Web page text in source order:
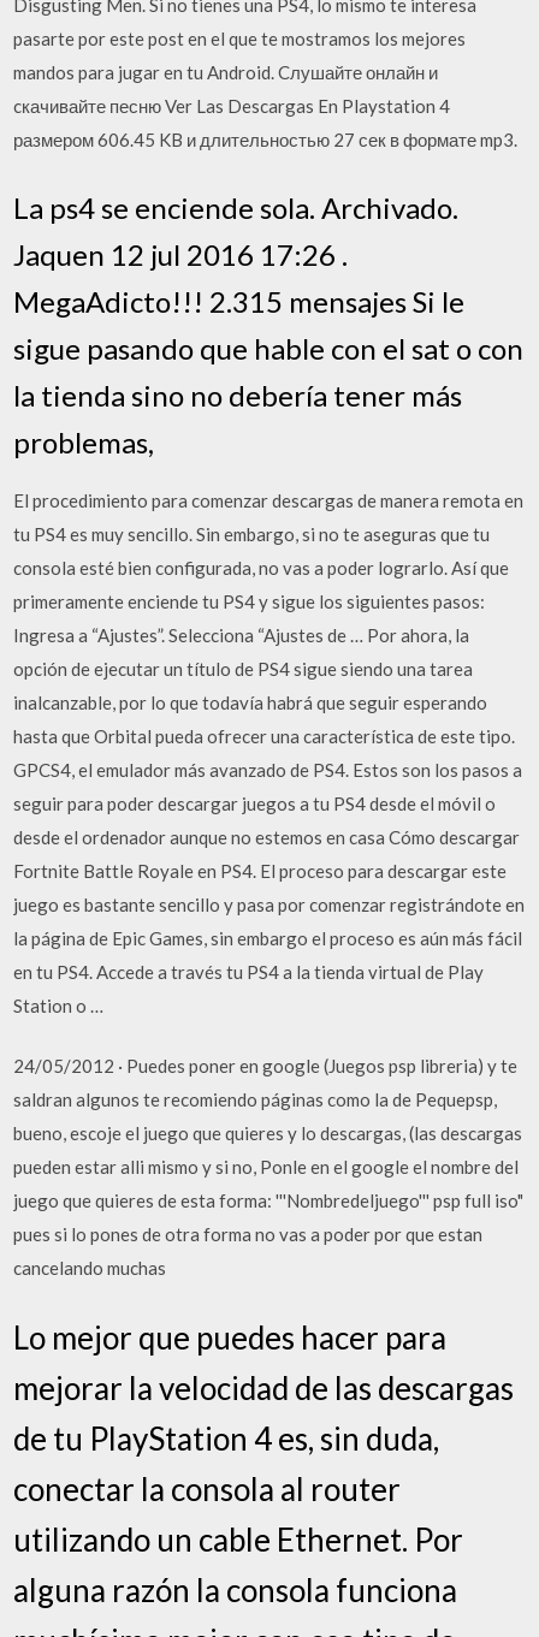
Disgusting Men. Si no tienes una PS4, lo mismo te interesa
pasarte por este post en el que te mostramos los mejores
mandos para jugar en tu Android. Cлушайте онлайн и
cкачивайте песню Ver Las Descargas En Playstation 4
размером 606.45 KB и длительностью 27 сек в формате mp3.
La ps4 se enciende sola. Archivado.
Jaquen 12 jul 2016 17:26 .
MegaAdicto!!! 2.315 mensajes Si le
sigue pasando que hable con el sat o con
la tienda sino no debería tener más
problemas,
El procedimiento para comenzar descargas de manera remota en
tu PS4 es muy sencillo. Sin embargo, si no te aseguras que tu
consola esté bien configurada, no vas a poder lograrlo. Así que
primeramente enciende tu PS4 y sigue los siguientes pasos:
Ingresa a “Ajustes”. Selecciona “Ajustes de … Por ahora, la
opción de ejecutar un título de PS4 sigue siendo una tarea
inalcanzable, por lo que todavía habrá que seguir esperando
hasta que Orbital pueda ofrecer una característica de este tipo.
GPCS4, el emulador más avanzado de PS4. Estos son los pasos a
seguir para poder descargar juegos a tu PS4 desde el móvil o
desde el ordenador aunque no estemos en casa Cómo descargar
Fortnite Battle Royale en PS4. El proceso para descargar este
juego es bastante sencillo y pasa por comenzar registrándote en
la página de Epic Games, sin embargo el proceso es aún más fácil
en tu PS4. Accede a través tu PS4 a la tienda virtual de Play
Station o …
24/05/2012 · Puedes poner en google (Juegos psp libreria) y te
saldran algunos te recomiendo páginas como la de Pequepsp,
bueno, escoje el juego que quieres y lo descargas, (las descargas
pueden estar alli mismo y si no, Ponle en el google el nombre del
juego que quieres de esta forma: '''Nombredeljuego''' psp full iso"
pues si lo pones de otra forma no vas a poder por que estan
cancelando muchas
Lo mejor que puedes hacer para
mejorar la velocidad de las descargas
de tu PlayStation 4 es, sin duda,
conectar la consola al router
utilizando un cable Ethernet. Por
alguna razón la consola funciona